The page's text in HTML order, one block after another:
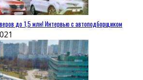
до 1,5 млн! Интервью с автоподборщиком